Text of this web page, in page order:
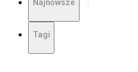
Najnowsze
Tagi